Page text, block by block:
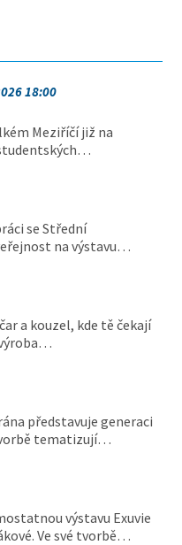
18:00
Meziříčí již na
se Střední
na výstavu…
a kouzel, kde tě čekají
představuje generaci
tematizují…
výstavu Exuvie
Ve své tvorbě…